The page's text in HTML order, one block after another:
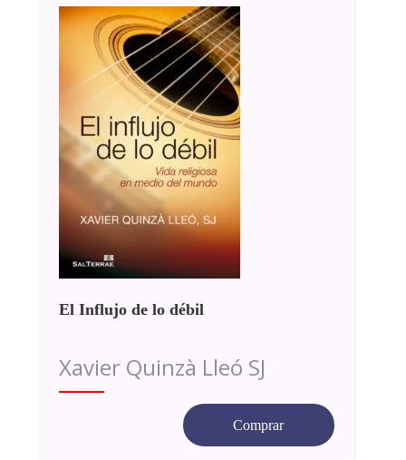
El Influjo de lo débil
Xavier Quinzà Lleó SJ
Comprar